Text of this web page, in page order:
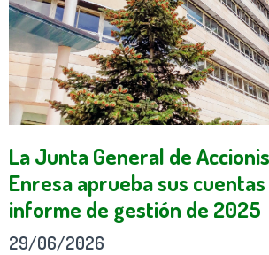
La Junta General de
Enresa aprueba sus
informe de gestión de 2025
29/06/2026